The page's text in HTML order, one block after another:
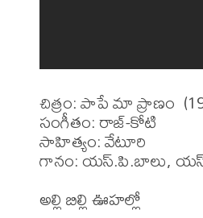
చిత్రం: పాపే మా ప్రాణం
సంగీతం: రాజ్-కోటి
సాహిత్యం: వేటూరి
గానం: యస్.పి.బాలు,
అల్లి బిల్లి ఊహల్లో